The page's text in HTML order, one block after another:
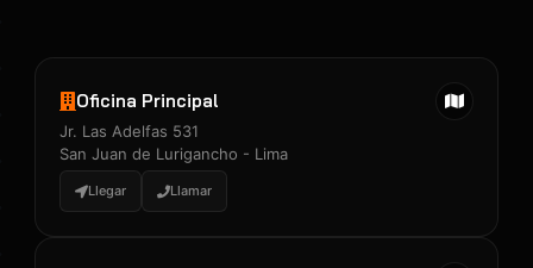
Oficina Principal
Jr. Las Adelfas 531
San Juan de Lurigancho - Lima
Llegar Llamar